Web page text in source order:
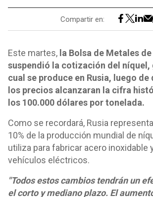
Compartir en:
Este martes, la Bolsa de Metales
suspendió la cotización del níquel,
cual se produce en Rusia, luego de
los precios alcanzaran la cifra
los 100.000 dólares por tonelada.
Como se recordará, Rusia
10% de la producción mundial de
utiliza para fabricar acero inoxidable
vehículos eléctricos.
"Todos estos cambios tendrán un
el corto y mediano plazo. El